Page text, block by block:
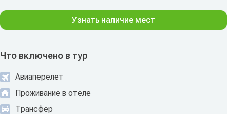
Что включено в тур
Авиаперелет
Проживание в отеле
Трансфер
Узнать наличие мест